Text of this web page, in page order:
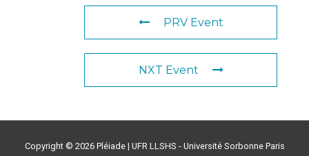
PRV Event
NXT Event
Copyright © 2026 Pléiade| UFR LLSHS - Université Sorbonne Paris